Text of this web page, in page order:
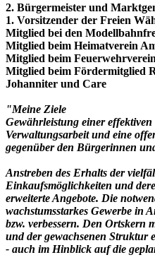
2. Bürgermeister und
1. Vorsitzender der Freien
Mitglied bei den
Mitglied beim Heimatverein
Mitglied beim
Mitglied beim Fördermitglied
Johanniter und Care
"Meine Ziele
Gewährleistung einer
Verwaltungsarbeit und eine
gegenüber den Bürgerinnen
Anstreben des Erhalts der
Einkaufsmöglichkeiten und
erweiterte Angebote. Die
wachstumsstarkes Gewerbe in
bzw. verbessern. Den Ortskern
und der gewachsenen Struktur
- auch im Hinblick auf die